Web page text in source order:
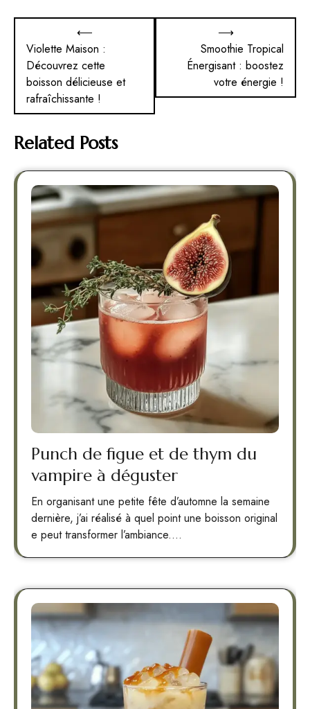
Navigation
de
l’article
⟵
Violette Maison :
Découvrez cette
boisson délicieuse et
rafraîchissante !
Smoothie Tropical
Énergisant : boostez
votre énergie !
⟶
Related Posts
Punch de figue et de thym du
vampire à déguster
En organisant une petite fête d’automne la semaine
dernière, j’ai réalisé à quel point une boisson original
e peut transformer l’ambiance.…